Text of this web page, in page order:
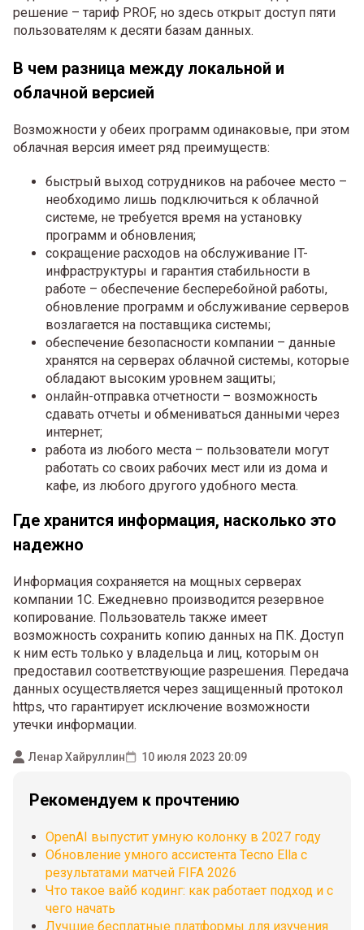
решение – тариф PROF, но здесь открыт доступ пяти
пользователям к десяти базам данных.
В чем разница между локальной и
облачной версией
Возможности у обеих программ одинаковые, при этом
облачная версия имеет ряд преимуществ:
быстрый выход сотрудников на рабочее место –
необходимо лишь подключиться к облачной
системе, не требуется время на установку
программ и обновления;
сокращение расходов на обслуживание IT-
инфраструктуры и гарантия стабильности в
работе – обеспечение бесперебойной работы,
обновление программ и обслуживание серверов
возлагается на поставщика системы;
обеспечение безопасности компании – данные
хранятся на серверах облачной системы, которые
обладают высоким уровнем защиты;
онлайн-отправка отчетности – возможность
сдавать отчеты и обмениваться данными через
интернет;
работа из любого места – пользователи могут
работать со своих рабочих мест или из дома и
кафе, из любого другого удобного места.
Где хранится информация, насколько это
надежно
Информация сохраняется на мощных серверах
компании 1С. Ежедневно производится резервное
копирование. Пользователь также имеет
возможность сохранить копию данных на ПК. Доступ
к ним есть только у владельца и лиц, которым он
предоставил соответствующие разрешения. Передача
данных осуществляется через защищенный протокол
https, что гарантирует исключение возможности
утечки информации.
Ленар Хайруллин 10 июля 2023 20:09
Рекомендуем к прочтению
OpenAI выпустит умную колонку в 2027 году
Обновление умного ассистента Tecno Ella с
результатами матчей FIFA 2026
Что такое вайб кодинг: как работает подход и с
чего начать
Лучшие бесплатные платформы для изучения